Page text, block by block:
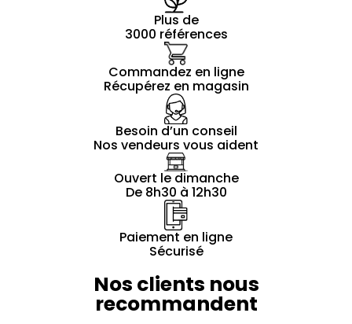
Plus de
3000 références
Commandez en ligne
Récupérez en magasin
Besoin d’un conseil
Nos vendeurs vous aident
Ouvert le dimanche
De 8h30 à 12h30
Paiement en ligne
Sécurisé
Nos clients nous
recommandent